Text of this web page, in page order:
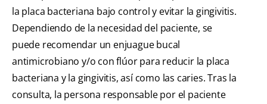
la placa bacteriana bajo control y evitar la gingivitis.
Dependiendo de la necesidad del paciente, se
puede recomendar un enjuague bucal
antimicrobiano y/o con flúor para reducir la placa
bacteriana y la gingivitis, así como las caries. Tras la
consulta, la persona responsable por el paciente